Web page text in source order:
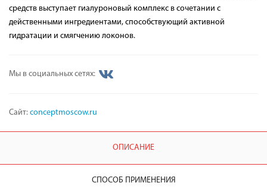
средств выступает гиалуроновый комплекс в сочетании с
действенными ингредиентами, способствующий активной
гидратации и смягчению локонов.
Мы в социальных сетях:
Сайт: conceptmoscow.ru
ОПИСАНИЕ
СПОСОБ ПРИМЕНЕНИЯ